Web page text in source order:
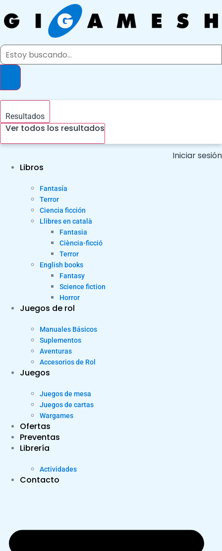
al
contenido
Search
Resultados
Ver todos los resultados
Iniciar sesión
Libros
Fantasía
Terror
Ciencia ficción
Llibres en català
Fantasia
Ciència-ficció
Terror
English books
Fantasy
Science fiction
Horror
Juegos de rol
Manuales Básicos
Suplementos
Aventuras
Accesorios de Rol
Juegos
Juegos de mesa
Juegos de cartas
Wargames
Ofertas
Preventas
Librería
Actividades
Contacto